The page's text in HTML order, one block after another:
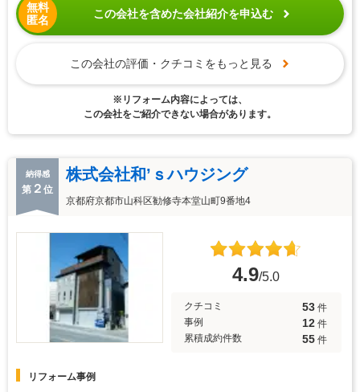
無料
匿名
この会社を含めた会社紹介を申込む
この会社の評価・クチコミをもっと見る
※リフォーム内容によっては、
この会社をご紹介できない場合があります。
納得感
第 ２ 位
株式会社和’ｓハウジング
京都府京都市山科区勧修寺本堂山町9番地4
4.9/5.0
クチコミ 53 件
事例
12 件
累積成約件数
55 件
リフォーム事例